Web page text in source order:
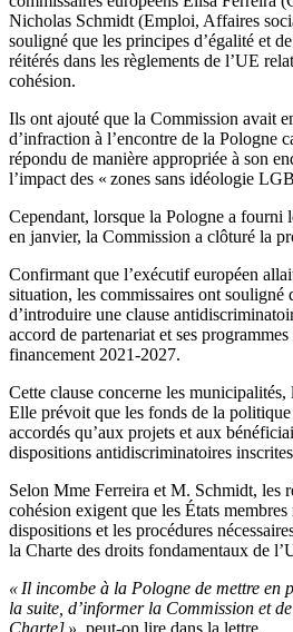
Nicholas Schmidt (Emploi, Affaires
souligné que les principes d’égalité et
réitérés dans les règlements de l’UE
cohésion.
Ils ont ajouté que la Commission avait
d’infraction à l’encontre de la Pologne
répondu de manière appropriée à son
l’impact des « zones sans idéologie
Cependant, lorsque la Pologne a fourni
en janvier, la Commission a clôturé la
Confirmant que l’exécutif européen
situation, les commissaires ont souligné
d’introduire une clause
accord de partenariat et ses
financement 2021-2027.
Cette clause concerne les municipalités,
Elle prévoit que les fonds de la
accordés qu’aux projets et aux
dispositions antidiscriminatoires
Selon Mme Ferreira et M. Schmidt, les
cohésion exigent que les États membres
dispositions et les procédures
la Charte des droits fondamentaux de
« Il incombe à la Pologne de mettre en
la suite, d’informer la Commission et